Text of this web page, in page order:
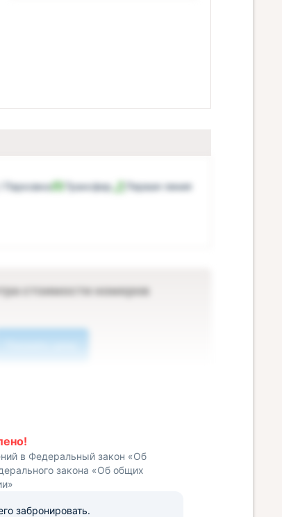
Парковка Трансфер Первая линия
стоимости номеров
в Федеральный закон «Об
закона «Об общих
забронировать.